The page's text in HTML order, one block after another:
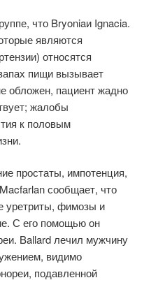
что Bryoniaи Ignacia.
являются
относятся
пищи вызывает
обложен, пациент жадно
жалобы
к половым
простаты, импотенция,
сообщает, что
уретриты, фимозы и
С его помощью он
Ballard лечил мужчину
видимо
подавленной